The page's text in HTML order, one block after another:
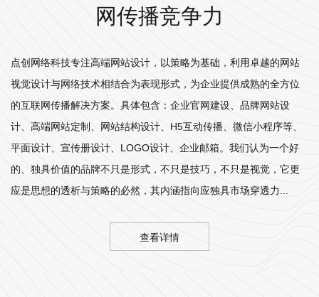
网传播竞争力
点创网络科技专注高端网站设计，以策略为基础，利用卓越的网站
视觉设计与网络技术相结合为表现形式，为企业提供成熟的全方位
的互联网传播解决方案。具体包含：企业官网建设、品牌网站设
计、高端网站定制、网站结构设计、H5互动传播、微信小程序等、
平面设计、宣传册设计、LOGO设计、企业邮箱。我们认为一个好
的、独具价值的品牌不只是形式，不只是技巧，不只是视觉，它更
应是思想的透析与策略的必然，其内涵指向应独具市场穿透力...
查看详情